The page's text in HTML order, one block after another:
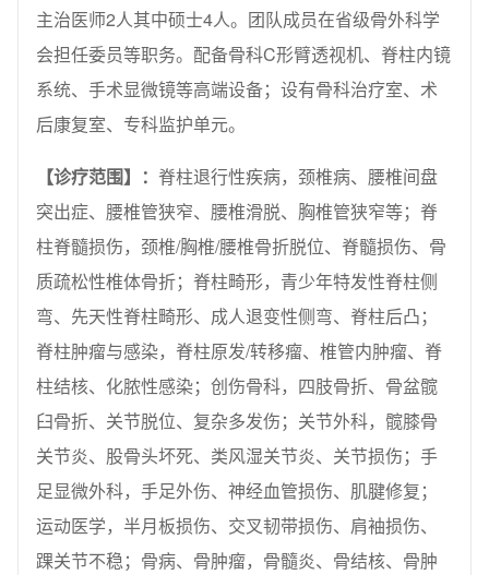
主治医师2人其中硕士4人。团队成员在省级骨外科学
会担任委员等职务。配备骨科C形臂透视机、脊柱内镜
系统、手术显微镜等高端设备；设有骨科治疗室、术
后康复室、专科监护单元。
【诊疗范围】： 脊柱退行性疾病，颈椎病、腰椎间盘
突出症、腰椎管狭窄、腰椎滑脱、胸椎管狭窄等；脊
柱脊髓损伤，颈椎/胸椎/腰椎骨折脱位、脊髓损伤、骨
质疏松性椎体骨折；脊柱畸形，青少年特发性脊柱侧
弯、先天性脊柱畸形、成人退变性侧弯、脊柱后凸；
脊柱肿瘤与感染，脊柱原发/转移瘤、椎管内肿瘤、脊
柱结核、化脓性感染；创伤骨科，四肢骨折、骨盆髋
臼骨折、关节脱位、复杂多发伤；关节外科，髋膝骨
关节炎、股骨头坏死、类风湿关节炎、关节损伤；手
足显微外科，手足外伤、神经血管损伤、肌腱修复；
运动医学，半月板损伤、交叉韧带损伤、肩袖损伤、
踝关节不稳；骨病、骨肿瘤，骨髓炎、骨结核、骨肿